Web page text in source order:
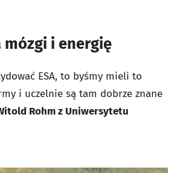
mózgi i energię
ESA, to byśmy mieli to
i uczelnie są tam dobrze znane
Rohm z Uniwersytetu